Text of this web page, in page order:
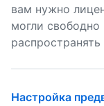
вам нужно
могли свободно
Настройка